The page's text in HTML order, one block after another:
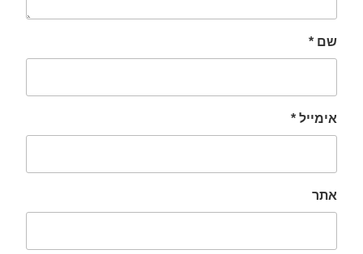
שם *
אימייל *
אתר